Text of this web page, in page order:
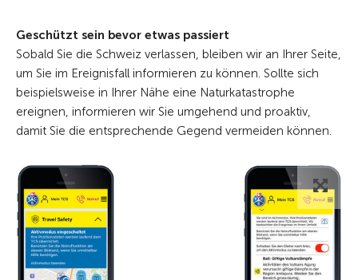
Geschützt sein bevor etwas passiert
Sobald Sie die Schweiz verlassen, bleiben wir an Ihrer Seite,
um Sie im Ereignisfall informieren zu können. Sollte sich
beispielsweise in Ihrer Nähe eine Naturkatastrophe
ereignen, informieren wir Sie umgehend und proaktiv,
damit Sie die entsprechende Gegend vermeiden können.